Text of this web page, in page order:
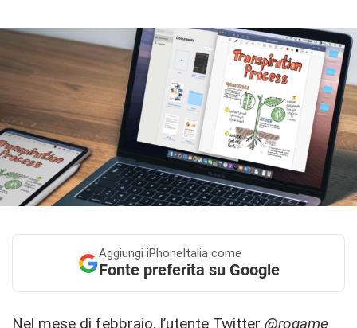
Aggiungi iPhoneItalia come
Fonte preferita su Google
Nel mese di febbraio, l’utente Twitter @rogame